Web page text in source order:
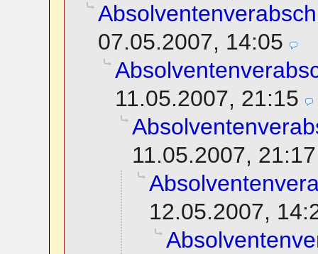
07.05.2007, 14:05
11.05.2007, 21:15
11.05.2007, 21:17
12.05.2007,